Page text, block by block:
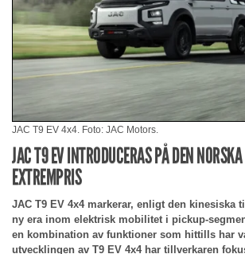
JAC T9 EV 4x4. Foto: JAC Motors.
JAC T9 EV INTRODUCERAS PÅ DEN
EXTREMPRIS
JAC T9 EV 4x4 markerar, enligt den kinesiska
ny era inom elektrisk mobilitet i pickup-
en kombination av funktioner som hittills har
utvecklingen av T9 EV 4x4 har tillverkaren